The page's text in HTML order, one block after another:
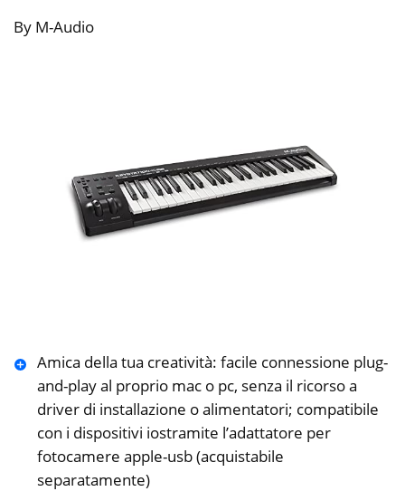
By M-Audio
Amica della tua creatività: facile connessione plug-
and-play al proprio mac o pc, senza il ricorso a
driver di installazione o alimentatori; compatibile
con i dispositivi iostramite l’adattatore per
fotocamere apple-usb (acquistabile
separatamente)